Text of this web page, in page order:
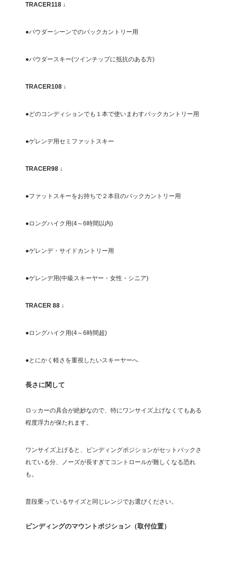
TRACER118 ↓
●パウダーシーンでのバックカントリー用
●パウダースキー(ツインチップに抵抗のある方)
TRACER108 ↓
●どのコンディションでも１本で使いまわすバックカントリー用
●ゲレンデ用セミファットスキー
TRACER98 ↓
●ファットスキーをお持ちで２本目のバックカントリー用
●ロングハイク用(4～6時間以内)
●ゲレンデ・サイドカントリー用
●ゲレンデ用(中級スキーヤー・女性・シニア)
TRACER 88 ↓
●ロングハイク用(4～6時間超)
●とにかく軽さを重視したいスキーヤーへ
長さに関して
ロッカーの具合が絶妙なので、特にワンサイズ上げなくてもある
程度浮力が保たれます。
ワンサイズ上げると、ビンディングポジションがセットバックさ
れている分、ノーズが長すぎてコントロールが難しくなる恐れ
も。
普段乗っているサイズと同じレンジでお選びください。
ビンディングのマウントポジション（取付位置）